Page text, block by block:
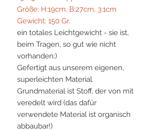
Größe: H:19cm, B:27cm, 3:1cm
Gewicht: 150 Gr.
ein totales Leichtgewicht - sie ist,
beim Tragen, so gut wie nicht
vorhanden;)
Gefertigt aus unserem eigenen,
superleichten Material.
Grundmaterial ist Stoff, der von mit
veredelt wird (das dafür
verwendete Material ist organisch
abbaubar!)